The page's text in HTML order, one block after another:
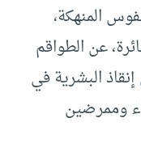
المنهكة،
عن الطواقم
البشرية في
وممرضين